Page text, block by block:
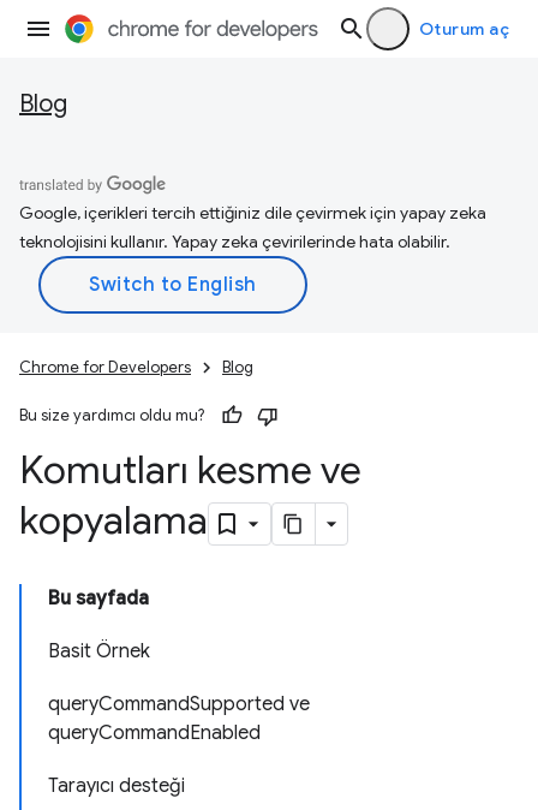
Oturum aç
Blog
Google, içerikleri tercih ettiğiniz dile çevirmek için yapay zeka
teknolojisini kullanır. Yapay zeka çevirilerinde hata olabilir.
Chrome for Developers Blog
Bu size yardımcı oldu mu?
Komutları kesme ve
kopyalama
Bu sayfada
Basit Örnek
queryCommandSupported ve
queryCommandEnabled
Tarayıcı desteği